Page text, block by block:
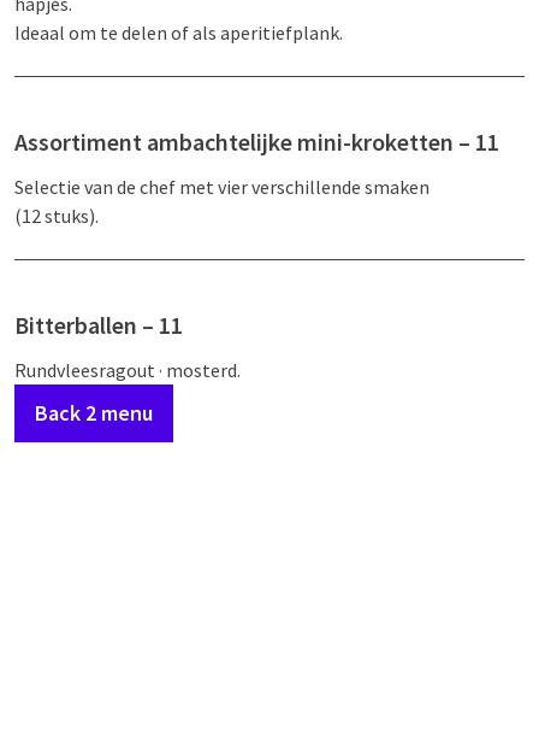
Ideaal om te delen of als aperitiefplank.
Assortiment ambachtelijke mini-kroketten – 11
Selectie van de chef met vier verschillende smaken
(12 stuks).
Bitterballen – 11
Rundvleesragout · mosterd.
Back 2 menu